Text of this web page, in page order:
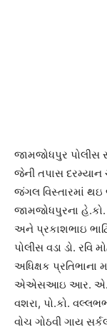
જામજોધપુર પોલીસ
જેની તપાસ
જંગલ વિસ્તારમાં થઇ
જામજોધપુરના હે.કો.
અને પ્રકાશભાઇ
પોલીસ વડા ડો.
અધિક્ષક
એએસઆઇ આર. એ.
વશરા, પો.કો.
વોચ ગોઠવી ગાય